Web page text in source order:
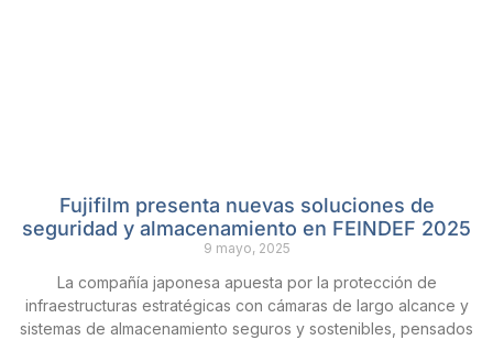
Fujifilm presenta nuevas soluciones de
seguridad y almacenamiento en FEINDEF 2025
9 mayo, 2025
La compañía japonesa apuesta por la protección de
infraestructuras estratégicas con cámaras de largo alcance y
sistemas de almacenamiento seguros y sostenibles, pensados